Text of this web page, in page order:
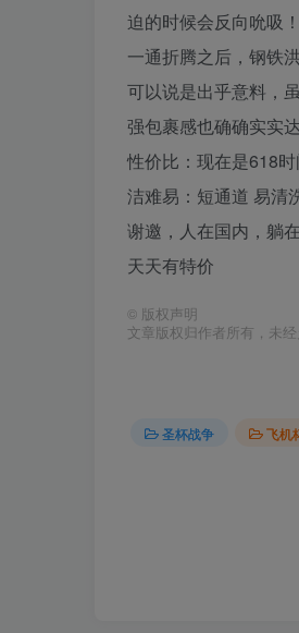
迫的时候会反向吮吸！
一通折腾之后，钢铁
可以说是出乎意料，
强包裹感也确确实实达
性价比：现在是618
洁难易：短通道 易清
谢邀，人在国内，躺
天天有特价
© 版权声明
文章版权归作者所有，未经
圣杯战争 飞机